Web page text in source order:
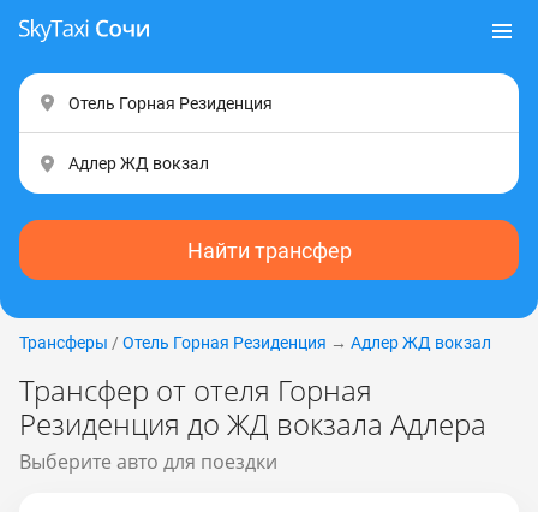
Найти трансфер
Трансферы / Отель Горная Резиденция → Адлер ЖД вокзал
Трансфер от отеля Горная
Резиденция до ЖД вокзала Адлера
Выберите авто для поездки